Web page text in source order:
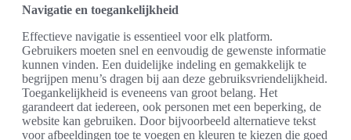
Navigatie en toegankelijkheid
Effectieve navigatie is essentieel voor elk platform.
Gebruikers moeten snel en eenvoudig de gewenste informatie
kunnen vinden. Een duidelijke indeling en gemakkelijk te
begrijpen menu’s dragen bij aan deze gebruiksvriendelijkheid.
Toegankelijkheid is eveneens van groot belang. Het
garandeert dat iedereen, ook personen met een beperking, de
website kan gebruiken. Door bijvoorbeeld alternatieve tekst
voor afbeeldingen toe te voegen en kleuren te kiezen die goed